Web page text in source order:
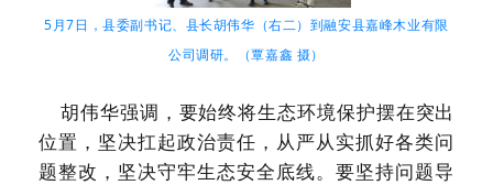
5月7日，县委副书记、县长胡伟华（右二）到融安县嘉峰木业有限
公司调研。（覃嘉鑫 摄）
胡伟华强调， 要始终将生态环境保护摆在突出
位置， 坚决扛起政治责任，从严从实抓好各类问
题整改，坚决守牢生态安全底线。要坚持问题导